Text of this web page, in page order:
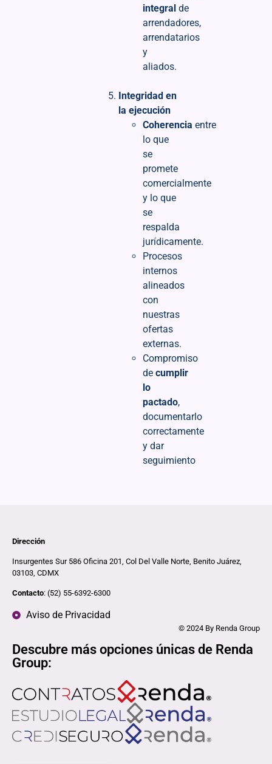
integral de
arrendadores,
arrendatarios
y
aliados.
Integridad en
la ejecución
Coherencia entre
lo que
se
promete
comercialmente
y lo que
se
respalda
jurídicamente.
Procesos
internos
alineados
con
nuestras
ofertas
externas.
Compromiso
de cumplir
lo
pactado,
documentarlo
correctamente
y dar
seguimiento
Dirección
Insurgentes Sur 586 Oficina 201, Col Del Valle Norte, Benito Juárez,
03103, CDMX
Contacto: (52) 55-6392-6300
Aviso de Privacidad
© 2024 By Renda Group
Descubre más opciones únicas de Renda
Group: